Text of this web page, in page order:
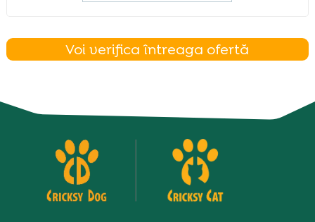
Voi verifica întreaga ofertă